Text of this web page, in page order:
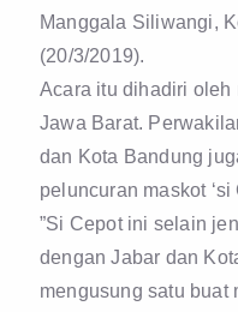
Manggala Siliwangi,
(20/3/2019).
Acara itu dihadiri oleh
Jawa Barat.
dan Kota Bandung
peluncuran maskot ‘si
”Si Cepot ini selain
dengan Jabar dan
mengusung satu buat